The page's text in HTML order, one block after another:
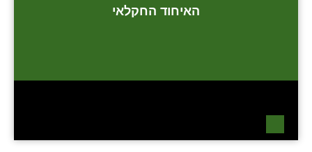
האיחוד החקלאי